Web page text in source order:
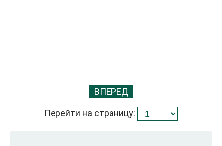
ВПЕРЕД
Перейти на страницу: